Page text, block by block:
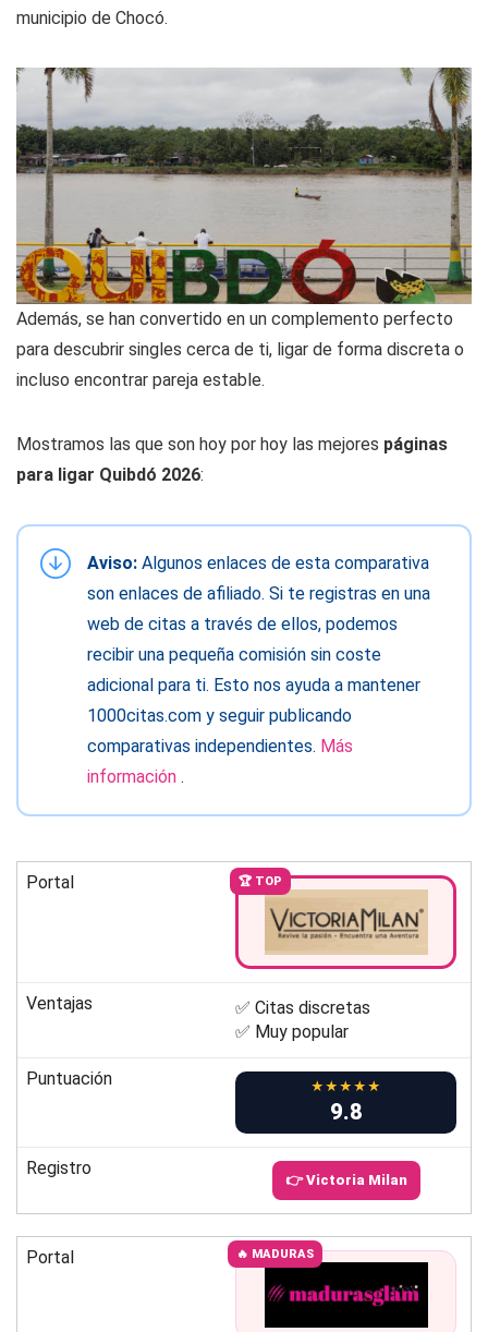
municipio de Chocó.
Además, se han convertido en un complemento perfecto
para descubrir singles cerca de ti, ligar de forma discreta o
incluso encontrar pareja estable.
Mostramos las que son hoy por hoy las mejores páginas
para ligar Quibdó 2026:
Aviso: Algunos enlaces de esta comparativa
son enlaces de afiliado. Si te registras en una
web de citas a través de ellos, podemos
recibir una pequeña comisión sin coste
adicional para ti. Esto nos ayuda a mantener
1000citas.com y seguir publicando
comparativas independientes. Más
información .
Portal 🏆 TOP
Ventajas
✅ Citas discretas
✅ Muy popular
Puntuación ★★★★★
9.8
Registro
👉 Victoria Milan
Portal 🔥 MADURAS